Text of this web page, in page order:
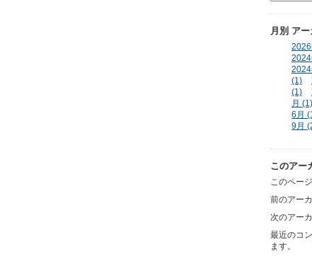
月別 ア
(1)
(1)
月 (1)
6月
9月
このアー
このページ
前のアー
次のアー
最近のコ
ます。